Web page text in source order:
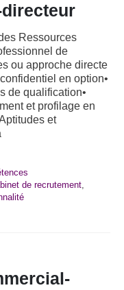
Ressources
de
ou approche directe
en option•
de qualification•
et profilage en
et
de recrutement,